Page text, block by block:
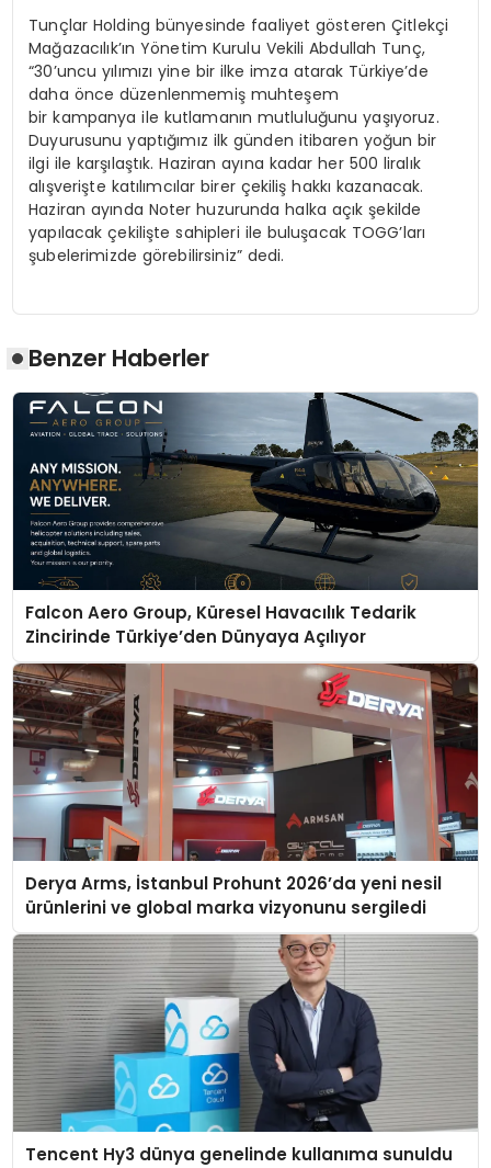
Tunçlar Holding bünyesinde faaliyet gösteren Çitlekçi
Mağazacılık’ın Yönetim Kurulu Vekili Abdullah Tunç,
“30’uncu yılımızı yine bir ilke imza atarak Türkiye’de
daha önce düzenlenmemiş muhteşem
bir kampanya ile kutlamanın mutluluğunu yaşıyoruz.
Duyurusunu yaptığımız ilk günden itibaren yoğun bir
ilgi ile karşılaştık. Haziran ayına kadar her 500 liralık
alışverişte katılımcılar birer çekiliş hakkı kazanacak.
Haziran ayında Noter huzurunda halka açık şekilde
yapılacak çekilişte sahipleri ile buluşacak TOGG’ları
şubelerimizde görebilirsiniz” dedi.
Benzer Haberler
Falcon Aero Group, Küresel Havacılık Tedarik
Zincirinde Türkiye’den Dünyaya Açılıyor
Derya Arms, İstanbul Prohunt 2026’da yeni nesil
ürünlerini ve global marka vizyonunu sergiledi
Tencent Hy3 dünya genelinde kullanıma sunuldu